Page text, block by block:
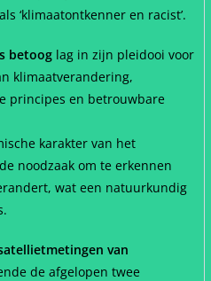
‘klimaatontkenner en racist’.
betoog lag in zijn pleidooi voor
klimaatverandering,
principes en betrouwbare
karakter van het
noodzaak om te erkennen
wat een natuurkundig
van
de afgelopen twee